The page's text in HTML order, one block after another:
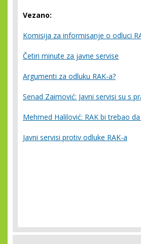
Vezano:
Komisija za informisanje o odluci
Četiri minute za javne servise
Argumenti za odluku RAK-a?
Senad Zaimović: Javni servisi su s
Mehmed Halilović: RAK bi trebao
Javni servisi protiv odluke RAK-a